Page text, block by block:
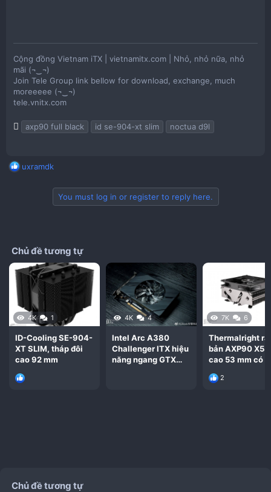
Cộng đồng Vietnam iTX | vietnamitx.com | Nhỏ, nhỏ nữa, nhỏ
mãi (¬‿¬)
Join Tele Group link bellow for download, exchange, much
moreeeee (¬‿¬)
tele.vnitx.com
T
s
axp90 full black id se-904-xt slim noctua d9l
R
s
:
uxramdk
You must log in or register to reply here.
Chủ đề tương tự
4K 1
ID-Cooling SE-904-
XT SLIM, tháp đôi
cao 92 mm
4K 4
Intel Arc A380
Challenger ITX hiệu
năng ngang GTX
7K 6
Thermalright ra
bản AXP90
cao 53 mm có 2
2
Chủ đề tương tự